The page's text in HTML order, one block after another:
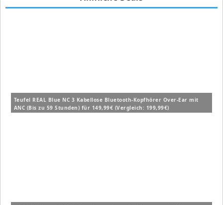
Teufel REAL Blue NC 3 Kabellose Bluetooth-Kopfhörer Over-Ear mit
ANC (Bis zu 59 Stunden) für 149,99€ (Vergleich: 199,99€)